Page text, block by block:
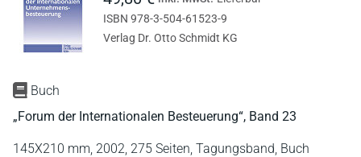
Buch
„Forum der Internationalen Besteuerung“, Band 23
145X210 mm, 2002, 275 Seiten, Tagungsband, Buch
ISBN 978-3-504-61523-9
Verlag Dr. Otto Schmidt KG